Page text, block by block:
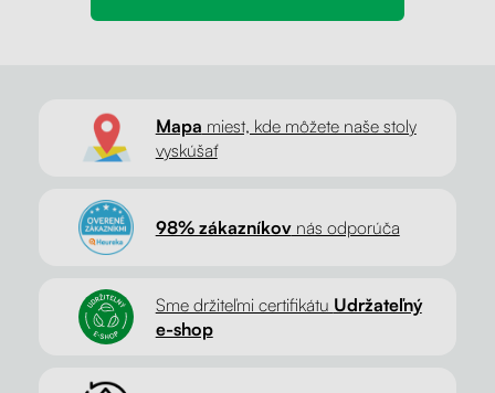
Mapa miest, kde môžete naše stoly
vyskúšať
98% zákazníkovnás odporúča
Sme držiteľmi certifikátu Udržateľný
e-shop